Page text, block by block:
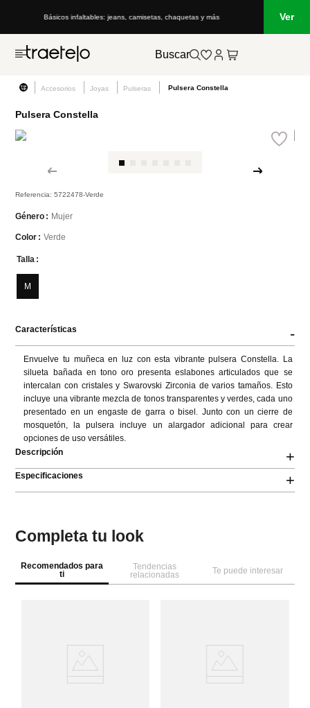
Básicos infaltables: jeans, camisetas, chaquetas y más Ver
Buscar
Accesorios Joyas Pulseras Pulsera Constella
Pulsera Constella
Referencia:5722478-Verde
Género Mujer
Color Verde
Talla
M
Características -
Envuelve tu muñeca en luz con esta vibrante pulsera Constella. La
silueta bañada en tono oro presenta eslabones articulados que se
intercalan con cristales y Swarovski Zirconia de varios tamaños. Esto
incluye una vibrante mezcla de tonos transparentes y verdes, cada uno
presentado en un engaste de garra o bisel. Junto con un cierre de
mosquetón, la pulsera incluye un alargador adicional para crear
opciones de uso versátiles.
Descripción
+
Especificaciones +
Completa tu look
Recomendados para
ti
Tendencias
relacionadas
Te puede interesar